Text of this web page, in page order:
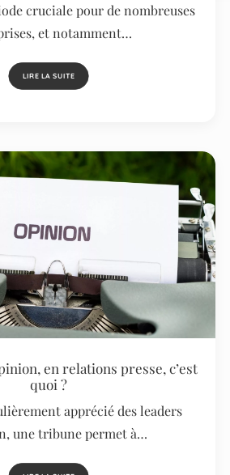
cruciale pour de nombreuses
et notamment…
LIRE LA SUITE
en relations presse, c’est
quoi ?
apprécié des leaders
une tribune permet à…